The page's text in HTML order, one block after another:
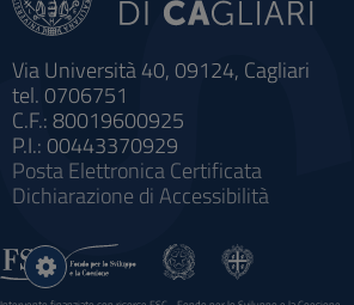
Via Università 40, 09124, Cagliari
tel. 0706751
C.F.: 80019600925
P.I.: 00443370929
Posta Elettronica Certificata
Dichiarazione di Accessibilità
Impostazioni
cookie